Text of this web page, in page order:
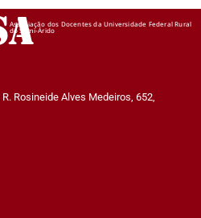
Associação dos Docentes da Universidade Federal Rural
do Semi-Árido
Rosineide Alves Medeiros, 652,